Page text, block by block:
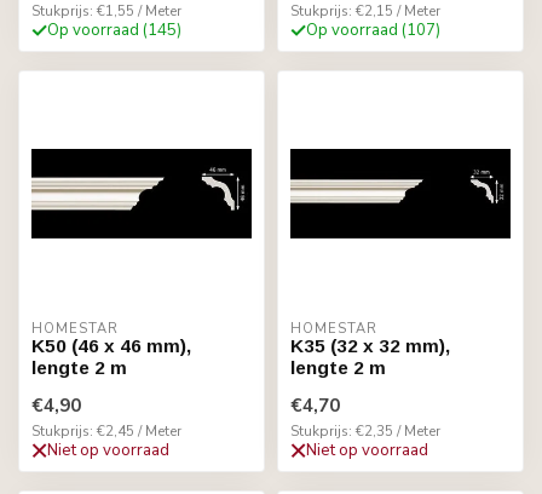
Stukprijs: €1,55 / Meter
Op voorraad (145)
Stukprijs: €2,15 / Meter
Op voorraad (107)
HOMESTAR
K50 (46 x 46 mm),
lengte 2 m
€4,90
Stukprijs: €2,45 / Meter
Niet op voorraad
HOMESTAR
K35 (32 x 32 mm),
lengte 2 m
€4,70
Stukprijs: €2,35 / Meter
Niet op voorraad